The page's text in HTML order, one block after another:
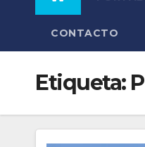
CONTACTO
Etiqueta: